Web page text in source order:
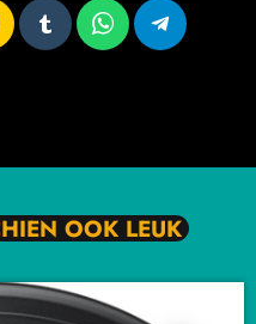
OOK LEUK